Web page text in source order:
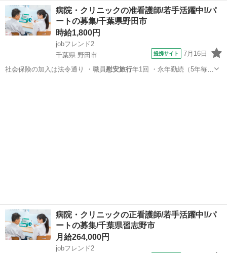
病院全額…
千葉 野田市 看護師
病院・クリニックの准看護師/若手活躍中!/パ
ートの募集/千葉県野田市
時給1,800円
jobフレンド2
千葉県 野田市
提携サイト 7月16日
社会保険の加入は法令通り ・職員慰安旅行年1回 ・永年勤続（5年毎に
病院・クリニックの正看護師/若手活躍中!/パ
ートの募集/千葉県習志野市
月給264,000円
jobフレンド2